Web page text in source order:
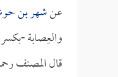
عنشهر بن
والعِصابة -
قال المصنف